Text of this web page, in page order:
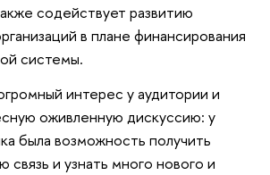
содействует развитию
в плане финансирования
системы.
интерес у аудитории и
оживленную дискуссию: у
была возможность получить
и узнать много нового и